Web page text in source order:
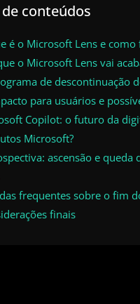
conteúdos
é o Microsoft Lens e como
o Microsoft Lens vai
de descontinuação
para usuários e
Copilot: o futuro da
Microsoft?
ascensão e queda
frequentes sobre o fim
finais